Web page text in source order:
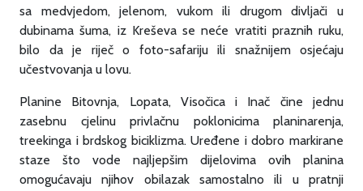
sa medvjedom, jelenom, vukom ili drugom divljači u
dubinama šuma, iz Kreševa se neće vratiti praznih ruku,
bilo da je riječ o foto-safariju ili snažnijem osjećaju
učestvovanja u lovu.
Planine Bitovnja, Lopata, Visočica i Inač čine jednu
zasebnu cjelinu privlačnu poklonicima planinarenja,
treekinga i brdskog biciklizma. Uređene i dobro markirane
staze što vode najljepšim dijelovima ovih planina
omogućavaju njihov obilazak samostalno ili u pratnji